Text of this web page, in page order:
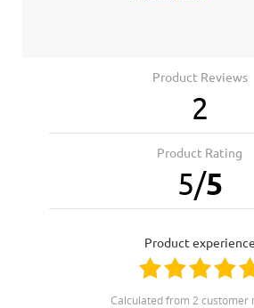
Product Reviews
2
Product Rating
5/5
product experience
calculated from 2 customer